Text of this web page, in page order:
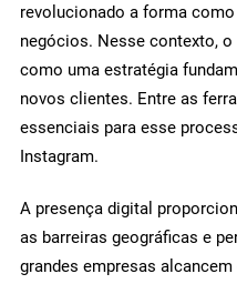
revolucionado a forma
negócios. Nesse contexto,
como uma estratégia
novos clientes. Entre as
essenciais para esse
Instagram.
A presença digital
as barreiras geográficas e
grandes empresas